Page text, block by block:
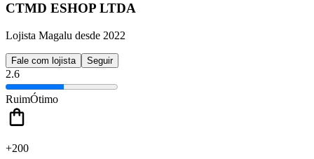
CTMD ESHOP LTDA
Lojista Magalu desde 2022
Fale com lojista Seguir
2.6
RuimÓtimo
+200